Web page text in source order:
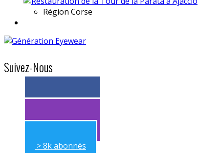
Région Corse
Suivez-Nous
> 11k abonnés
> 11k abonnés
> 8k abonnés